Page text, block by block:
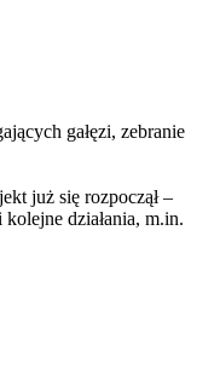
gałęzi, zebranie
już się rozpoczął –
działania, m.in.